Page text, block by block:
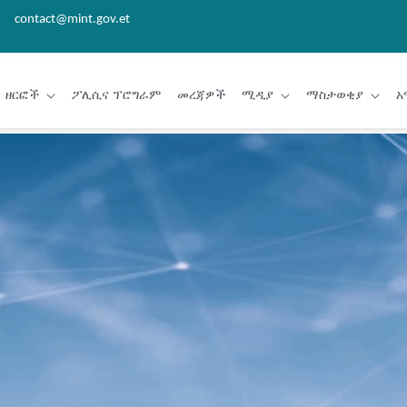
contact@mint.gov.et
ዘርፎች ፖሊሲና ፕሮግራም መረጃዎች ሚዲያ ማስታወቂያ